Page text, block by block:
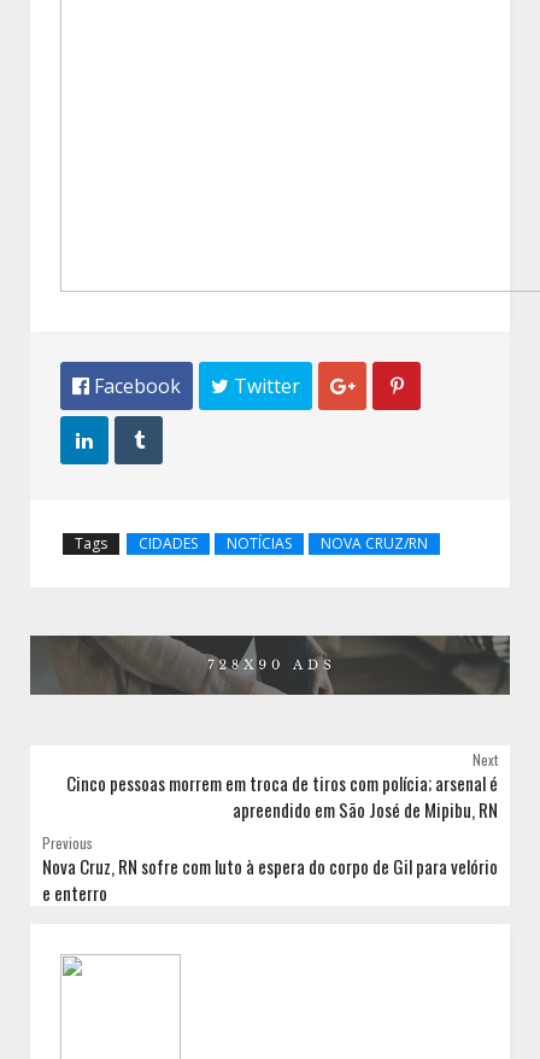
 Facebook  Twitter  
 
Tags CIDADES NOTÍCIAS NOVA CRUZ/RN
Next
Cinco pessoas morrem em troca de tiros com polícia; arsenal é
apreendido em São José de Mipibu, RN
Previous
Nova Cruz, RN sofre com luto à espera do corpo de Gil para velório
e enterro